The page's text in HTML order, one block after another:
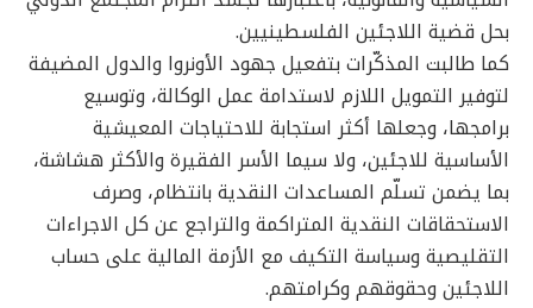
بحل قضية اللاجئين الفلسطينيين.
كما طالبت المذكّرات بتفعيل جهود الأونروا والدول المضيفة
لتوفير التمويل اللازم لاستدامة عمل الوكالة، وتوسيع
برامجها، وجعلها أكثر استجابة للاحتياجات المعيشية
الأساسية للاجئين، ولا سيما الأسر الفقيرة والأكثر هشاشة،
بما يضمن تسلّم المساعدات النقدية بانتظام، وصرف
الاستحقاقات النقدية المتراكمة والتراجع عن كل الاجراءات
التقليصية وسياسة التكيف مع الأزمة المالية على حساب
اللاجئين وحقوقهم وكرامتهم.